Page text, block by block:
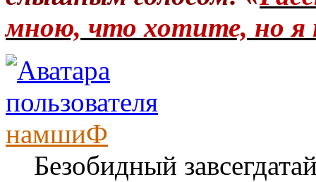
мною, что хотите, но я
намшиФ
Безобидный